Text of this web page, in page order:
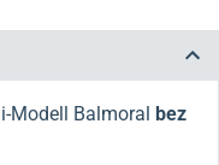
Modell Balmoral bez